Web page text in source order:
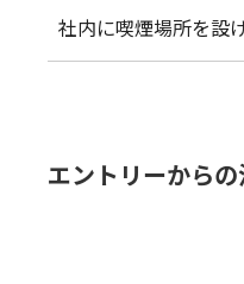
社内に喫煙場所を設
エントリーから